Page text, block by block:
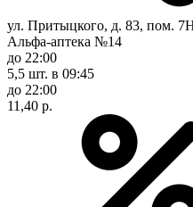
ул. Притыцкого, д. 83, пом.
Альфа-аптека №14
до 22:00
5,5 шт. в 09:45
до 22:00
11,40 р.